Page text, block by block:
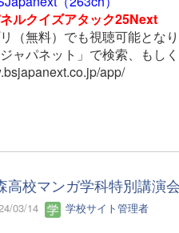
ルクイズアタック25Next
（無料）でも視聴可能となり
ャパネット」で検索、
もし
app/
高校マンガ学科特別講演
03/14 学校サイト管理者